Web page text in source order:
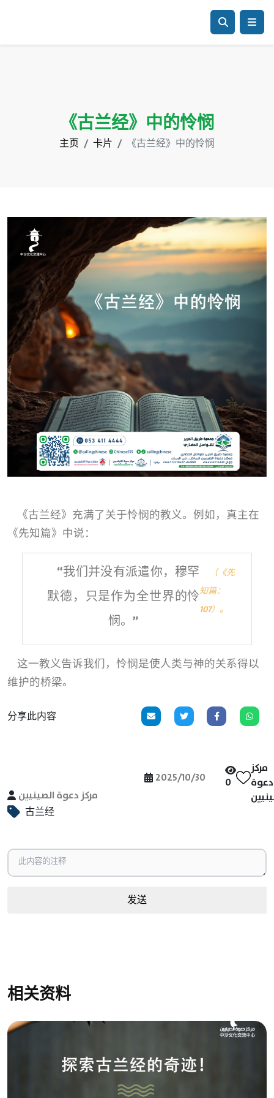
《古兰经》中的怜悯
主页 卡片 《古兰经》中的怜悯
《古兰经》充满了关于怜悯的教义。例如，真主在
《先知篇》中说：
“我们并没有派遣你，穆罕
默德，只是作为全世界的怜
悯。”
（《先
知篇：
107）。
这一教义告诉我们，怜悯是使人类与神的关系得以
维护的桥梁。
分享此内容
مركز دعوة الصينيين
2025/10/30 0
مركز
دعوة
古兰经
发送
相关资料